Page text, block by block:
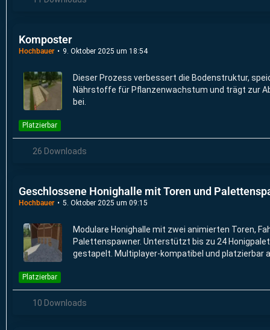
Komposter
Hochbauer 9. Oktober 2025 um 18:54
Dieser Prozess verbessert die Bodenstruktur,
Nährstoffe für Pflanzenwachstum und trägt zur
bei.
Platzierbar
26 Downloads
Geschlossene Honighalle mit Toren und
Hochbauer 5. Oktober 2025 um 09:15
Modulare Honighalle mit zwei animierten Toren,
Palettenspawner. Unterstützt bis zu 24
gestapelt. Multiplayer-kompatibel und platzierbar
Platzierbar
10 Downloads